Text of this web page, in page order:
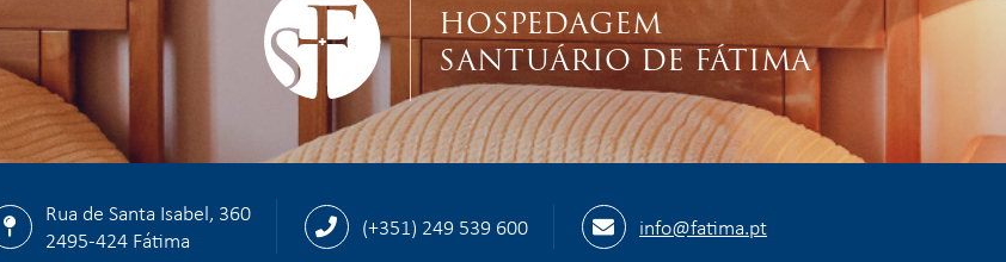
HOSPEDAGEM
SANTUÁRIO DE FÁTIMA
Rua de Santa Isabel, 360
2495-424 Fátima
(+351) 249 539 600 info@fatima.pt